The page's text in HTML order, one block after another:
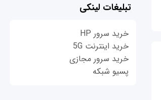
تبلیغات لینکی
خرید سرور HP
خرید اینترنت 5G
خرید سرور مجازی
پسیو شبکه